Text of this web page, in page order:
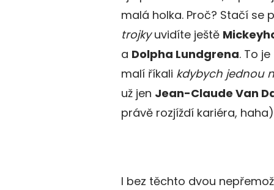
malá holka. Proč? Stačí se
trojkyuvidíte ještě
a Dolpha Lundgrena. To
malí říkali kdybych jednou
už jen Jean-Claude Van
právě rozjíždí kariéra,
I bez těchto dvou